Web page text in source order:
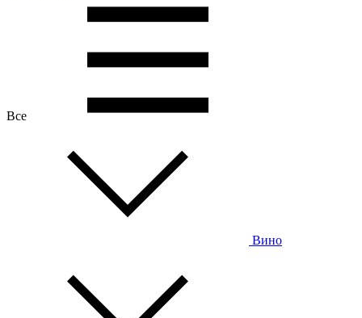
Все
Вино